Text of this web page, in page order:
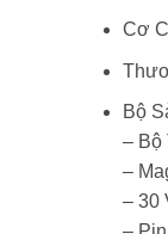
Cơ
Bộ
– Bộ
–
– 30